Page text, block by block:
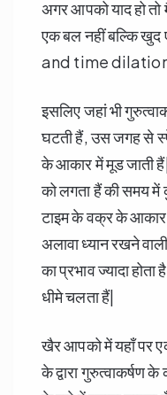
अगर आपको याद हो तो
एक बल नहीं बल्कि
and time dilation
इसलिए जहां भी
घटती हैं, उस जगह से
के आकार में मूड जाती
को लगता हैं की समय
टाइम के वक्र के
अलावा ध्यान रखने
का प्रभाव ज्यादा
धीमे चलता हैं|
खैर आपको में यहाँ पर
के द्वारा गुरुत्वाकर्षण